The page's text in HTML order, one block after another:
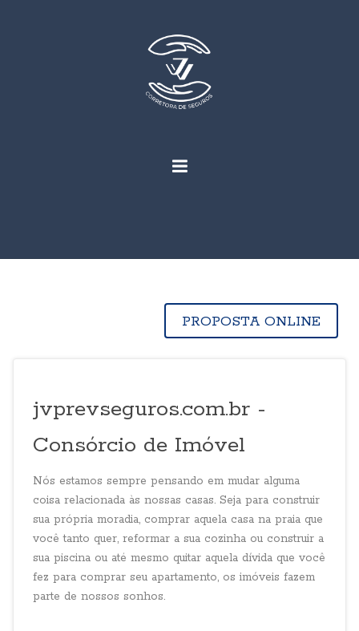
PROPOSTA ONLINE
jvprevseguros.com.br -
Consórcio de Imóvel
Nós estamos sempre pensando em mudar alguma
coisa relacionada às nossas casas. Seja para construir
sua própria moradia, comprar aquela casa na praia que
você tanto quer, reformar a sua cozinha ou construir a
sua piscina ou até mesmo quitar aquela dívida que você
fez para comprar seu apartamento, os imóveis fazem
parte de nossos sonhos.